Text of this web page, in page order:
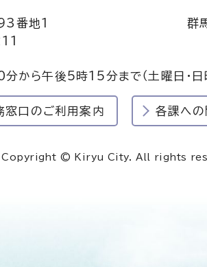
番地1
群
分から午後5時15分まで（土曜日・
窓口のご利用案内 各課への
Copyright © Kiryu City. All rights